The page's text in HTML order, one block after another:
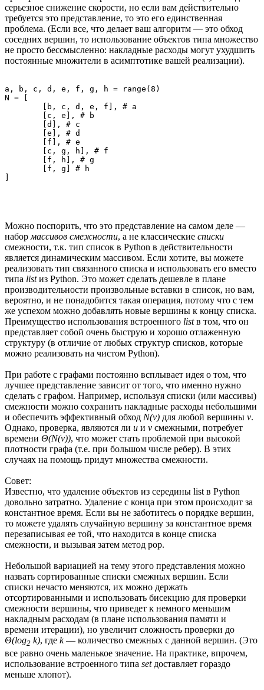
серьезное снижение скорости, но если вам действительно
требуется это представление, то это его единственная
проблема. (Если все, что делает ваш алгоритм — это обход
соседних вершин, то использование объектов типа множество
не просто бессмысленно: накладные расходы могут ухудшить
постоянные множители в асимптотике вашей реализации).
a, b, c, d, e, f, g, h = range(8)
N = [
Можно поспорить, что это представление на самом деле —
набор массивов смежности, а не классические списки
смежности, т.к. тип список в Python в действительности
является динамическим массивом. Если хотите, вы можете
реализовать тип связанного списка и использовать его вместо
типа listиз Python. Это может сделать дешевле в плане
производительности произвольные вставки в список, но вам,
вероятно, и не понадобится такая операция, потому что с тем
же успехом можно добавлять новые вершины к концу списка.
Преимущество использования встроенного listв том, что он
представляет собой очень быструю и хорошо отлаженную
структуру (в отличие от любых структур списков, которые
можно реализовать на чистом Python).
При работе с графами постоянно всплывает идея о том, что
лучшее представление зависит от того, что именно нужно
сделать с графом. Например, используя списки (или массивы)
смежности можно сохранить накладные расходы небольшими
и обеспечить эффективный обход N(v) для любой вершины v.
Однако, проверка, являются ли u и v смежными, потребует
времени Θ(N(v)), что может стать проблемой при высокой
плотности графа (т.е. при большом числе ребер). В этих
случаях на помощь придут множества смежности.
Совет:
Известно, что удаление объектов из середины list в Python
довольно затратно. Удаление с конца при этом происходит за
константное время. Если вы не заботитесь о порядке вершин,
то можете удалять случайную вершину за константное время
перезаписывая ее той, что находится в конце списка
смежности, и вызывая затем метод pop.
Небольшой вариацией на тему этого представления можно
назвать сортированные списки смежных вершин. Если
списки нечасто меняются, их можно держать
отсортированными и использовать бисекцию для проверки
смежности вершины, что приведет к немного меньшим
накладным расходам (в плане использования памяти и
времени итерации), но увеличит сложность проверки до
Θ(log2 k), где k— количество смежных с данной вершин. (Это
все равно очень маленькое значение. На практике, впрочем,
использование встроенного типа setдоставляет гораздо
меньше хлопот).